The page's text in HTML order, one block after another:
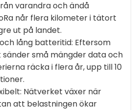
varandra och ändå
når flera kilometer i tätort
ut på landet.
lång batteritid: Eftersom
små mängder data och
räcka i flera år, upp till 10
Nätverket växer när
att belastningen ökar